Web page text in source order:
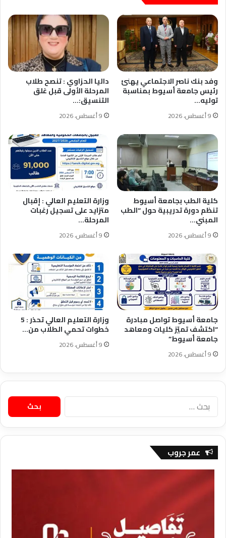
وفد بنك ناصر الاجتماعي يهنئ
رئيس جامعة أسيوط بمناسبة
توليه…
9 أغسطس، 2026
داليا الحزاوي : تنصح طلاب
المرحلة الأولى قبل غلق
التنسيق:…
9 أغسطس، 2026
كلية الطب بجامعة أسيوط
تنظم دورة تدريبية حول “الطب
المبني…
9 أغسطس، 2026
وزارة التعليم العالي : إقبال
متزايد على تسجيل رغبات
المرحلة…
9 أغسطس، 2026
جامعة أسيوط تواصل مبادرة
“اكتشف تميّز كليات ومعاهد
جامعة أسيوط”
9 أغسطس، 2026
وزارة التعليم العالي تحذر : 5
خطوات تحمي الطلاب من…
9 أغسطس، 2026
البحث
عن:
عمر جروب